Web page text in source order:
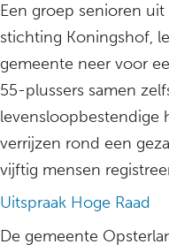
Een groep senioren
stichting Koningshof,
gemeente neer voor
55-plussers samen
verrijzen rond een
vijftig mensen
Uitspraak Hoge Raad
De gemeente